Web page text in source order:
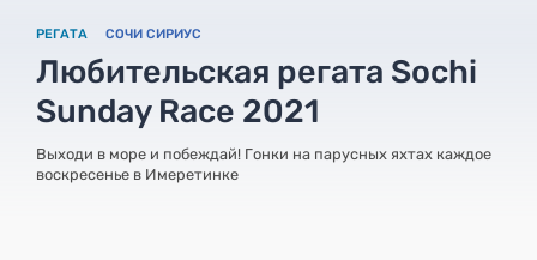
РЕГАТА СОЧИ СИРИУС
Любительская регата Sochi
Sunday Race 2021
Выходи в море и побеждай! Гонки на парусных яхтах каждое
воскресенье в Имеретинке